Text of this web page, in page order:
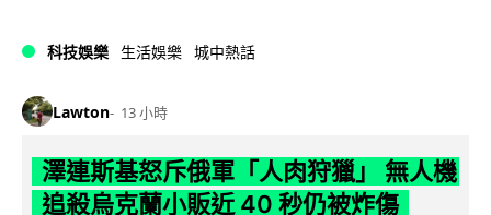
科技娛樂 生活娛樂 城中熱話
Lawton 13 小時
澤連斯基怒斥俄軍「人肉狩獵」 無人機
追殺烏克蘭小販近 40 秒仍被炸傷